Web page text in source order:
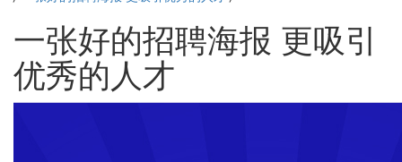
一张好的招聘海报 更吸引
优秀的人才